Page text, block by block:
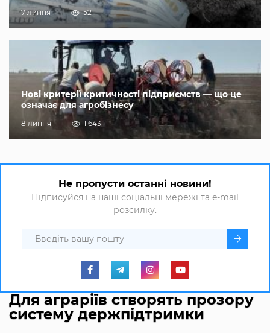
7 липня 521
Нові критерії критичності підприємств — що це
означає для агробізнесу
8 липня 1 643
Не пропусти останні новини!
Підписуйся на наші соціальні мережі та e-mail
розсилку.
Для аграріїв створять прозору
систему держпідтримки